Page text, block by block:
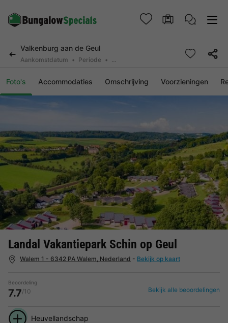
Valkenburg aan de Geul
Aankomstdatum Periode 2 personen, 0 huisdier
Foto's Accommodaties Omschrijving Voorzieningen
Landal Vakantiepark Schin op Geul
Walem 1 - 6342 PA Walem, Nederland - Bekijk op kaart
Beoordeling
7.7/10 Bekijk alle beoordelingen
Heuvellandschap